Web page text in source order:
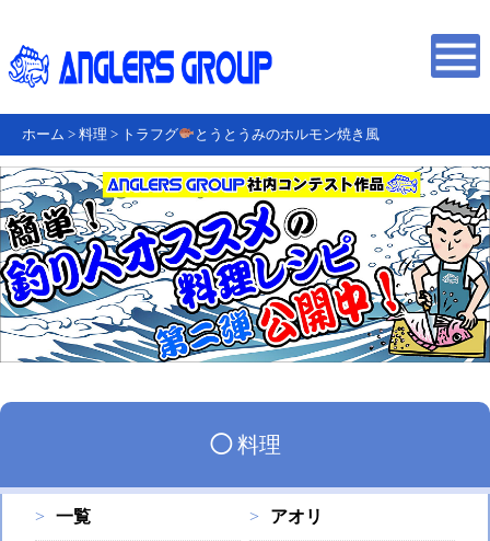
ホーム > 料理 > トラフグ とうとうみのホルモン焼き風
◯料理
一覧 アオリ